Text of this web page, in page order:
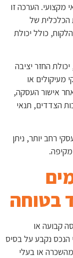
מקצועי. הערכה זו
הכלכלית של
כולל יכולת
החזר יציבה
מעיקולים או
אישור העסקה,
הצדדים, תנאי
רחב יותר, ניתן
בטוחה
קבועה או
הנכס נקבע על בסיס
או בעלי